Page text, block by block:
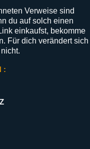
Verweise sind
du auf solch einen
einkaufst, bekomme
Für dich verändert sich